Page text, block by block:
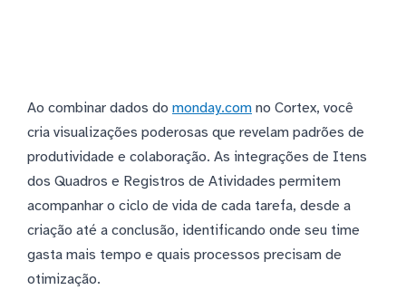
Ao combinar dados do monday.com no Cortex, você
cria visualizações poderosas que revelam padrões de
produtividade e colaboração. As integrações de Itens
dos Quadros e Registros de Atividades permitem
acompanhar o ciclo de vida de cada tarefa, desde a
criação até a conclusão, identificando onde seu time
gasta mais tempo e quais processos precisam de
otimização.